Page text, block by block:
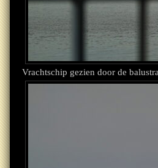
Vrachtschip gezien door de